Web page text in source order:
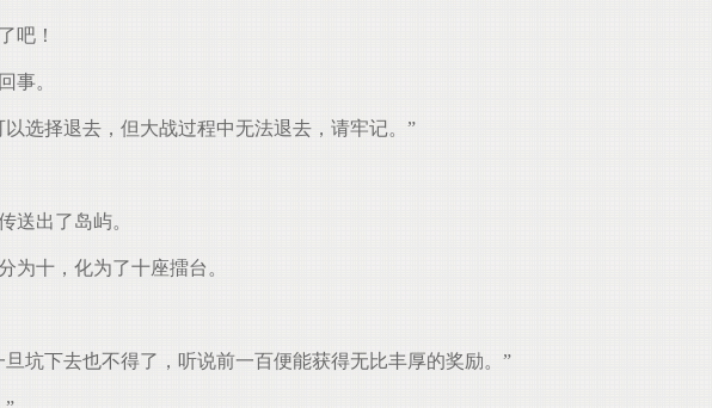
吧！
事。
选择退去，但大战过程中无法退去，请牢记。”
送出了岛屿。
十，化为了十座擂台。
坑下去也不得了，听说前一百便能获得无比丰厚的奖励。”